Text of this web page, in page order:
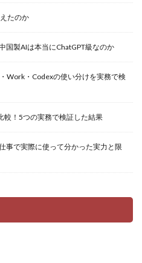
たのか
国製AIは本当にChatGPT級なのか
Work・Codexの使い分けを実務で検
較！5つの実務で検証した結果
事で実際に使って分かった実力と限